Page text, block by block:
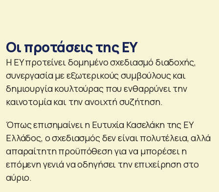
Οι προτάσεις της EY
Η EY προτείνει δομημένο σχεδιασμό διαδοχής,
συνεργασία με εξωτερικούς συμβούλους και
δημιουργία κουλτούρας που ενθαρρύνει την
καινοτομία και την ανοιχτή συζήτηση.
Όπως επισημαίνει η Ευτυχία Κασελάκη της EY
Ελλάδος, ο σχεδιασμός δεν είναι πολυτέλεια, αλλά
απαραίτητη προϋπόθεση για να μπορέσει η
επόμενη γενιά να οδηγήσει την επιχείρηση στο
αύριο.